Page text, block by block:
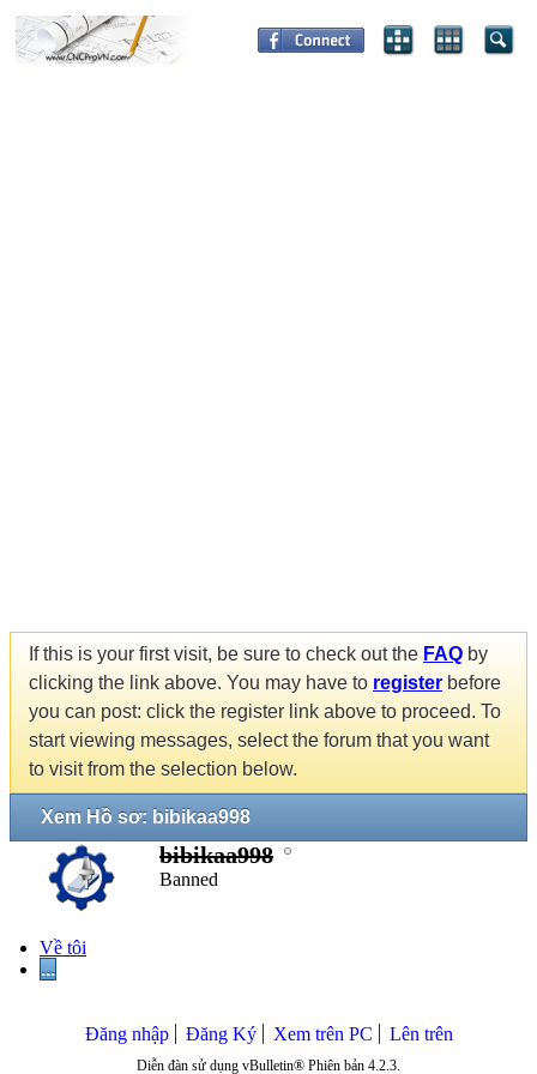
If this is your first visit, be sure to check out the FAQ by
clicking the link above. You may have to register before
you can post: click the register link above to proceed. To
start viewing messages, select the forum that you want
to visit from the selection below.
Xem Hồ sơ: bibikaa998
bibikaa998
Banned
Về tôi
...
Đăng nhập Đăng Ký Xem trên PC Lên trên
Diễn đàn sử dụng vBulletin® Phiên bản 4.2.3.